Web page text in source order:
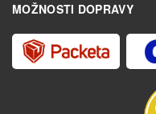
MOŽNOSTI DOPRAVY